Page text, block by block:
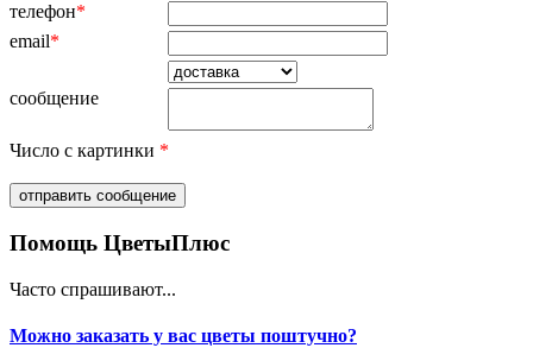
телефон*
email*
сообщение
Число с картинки *
Помощь ЦветыПлюс
Часто спрашивают...
Можно заказать у вас цветы поштучно?